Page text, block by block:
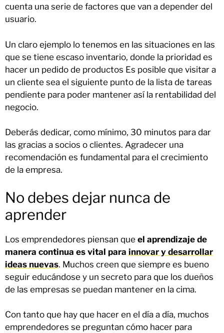
cuenta una serie de factores que van a depender del
usuario.
Un claro ejemplo lo tenemos en las situaciones en las
que se tiene escaso inventario, donde la prioridad es
hacer un pedido de productos Es posible que visitar a
un cliente sea el siguiente punto de la lista de tareas
pendiente para poder mantener así la rentabilidad del
negocio.
Deberás dedicar, como mínimo, 30 minutos para dar
las gracias a socios o clientes. Agradecer una
recomendación es fundamental para el crecimiento
de la empresa.
No debes dejar nunca de
aprender
Los emprendedores piensan que el aprendizaje de
manera continua es vital para innovar y desarrollar
ideas nuevas. Muchos creen que siempre es bueno
seguir educándose y un secreto para que los dueños
de las empresas se puedan mantener en la cima.
Con tanto que hay que hacer en el día a día, muchos
emprendedores se preguntan cómo hacer para